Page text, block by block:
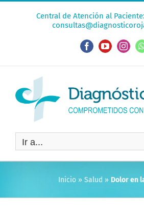
Central de Atención al Paciente:
FacebookYouTube
Ir a...
Inicio » Salud » Dolor en